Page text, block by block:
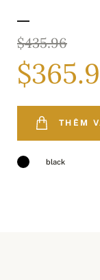
$435.96
THÊM
black